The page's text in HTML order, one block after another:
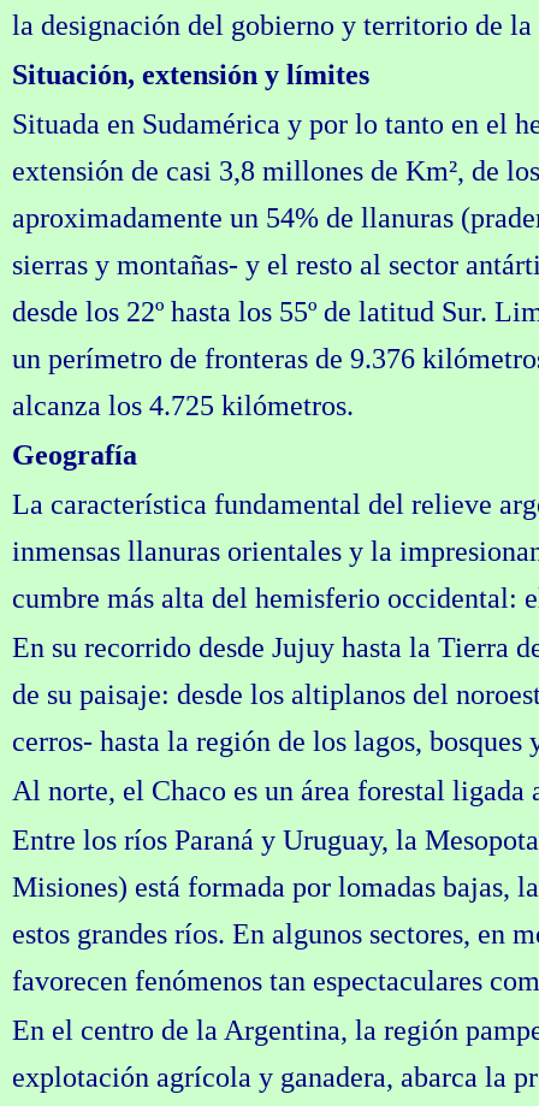
la designación del gobierno y territorio de
Situación, extensión y límites
Situada en Sudamérica y por lo tanto en el
extensión de casi 3,8 millones de Km², de
aproximadamente un 54% de llanuras
sierras y montañas- y el resto al sector
desde los 22º hasta los 55º de latitud Sur.
un perímetro de fronteras de 9.376
alcanza los 4.725 kilómetros.
Geografía
La característica fundamental del relieve
inmensas llanuras orientales y la
cumbre más alta del hemisferio occidental:
En su recorrido desde Jujuy hasta la Tierra
de su paisaje: desde los altiplanos del
cerros- hasta la región de los lagos,
Al norte, el Chaco es un área forestal
Entre los ríos Paraná y Uruguay, la
Misiones) está formada por lomadas bajas,
estos grandes ríos. En algunos sectores, en
favorecen fenómenos tan espectaculares
En el centro de la Argentina, la región
explotación agrícola y ganadera, abarca la